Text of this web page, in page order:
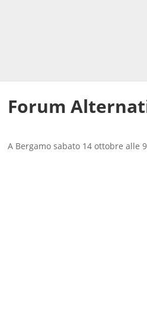
Forum
A Bergamo sabato 14 ottobre alle